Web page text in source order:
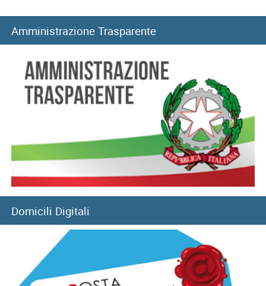
06/08/2026
Mutui ipotecari: pubblicazione graduatorie di luglio 2026
05/08/2026
Convitti nazionali, rinnovo benefici per l’anno scolastico
2026-2027
Filiale di Pozzuoli: chiusura temporanea a seguito di
eventi sismici
Sisma del 4 agosto: chiusura temporanea Direzione
provinciale di Pisa
05/08/2026
Fondo Casalinghe: chiusura conto corrente per
versamento contributi
Amministrazione Trasparente
Domicili Digitali